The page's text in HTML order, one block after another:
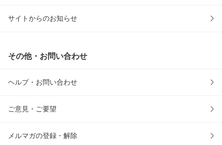
サイトからのお知らせ
その他・お問い合わせ
ヘルプ・お問い合わせ
ご意見・ご要望
メルマガの登録・解除